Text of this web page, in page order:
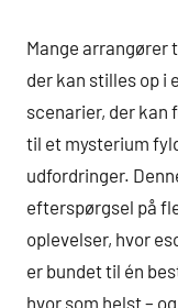
Mange arrangører
der kan stilles op i
scenarier, der kan
til et mysterium
udfordringer.
efterspørgsel på
oplevelser, hvor
er bundet til én
hvor som helst –